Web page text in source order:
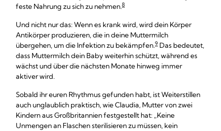
feste Nahrung zu sich zu nehmen.8
Und nicht nur das: Wenn es krank wird, wird dein Körper
Antikörper produzieren, die in deine Muttermilch
übergehen, um die Infektion zu bekämpfen.9 Das bedeutet,
dass Muttermilch dein Baby weiterhin schützt, während es
wächst und über die nächsten Monate hinweg immer
aktiver wird.
Sobald ihr euren Rhythmus gefunden habt, ist Weiterstillen
auch unglaublich praktisch, wie Claudia, Mutter von zwei
Kindern aus Großbritannien festgestellt hat: „Keine
Unmengen an Flaschen sterilisieren zu müssen, kein